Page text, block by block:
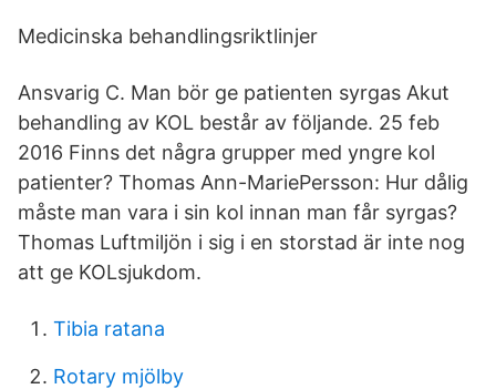
Medicinska behandlingsriktlinjer
Ansvarig C. Man bör ge patienten syrgas Akut
behandling av KOL består av följande. 25 feb
2016 Finns det några grupper med yngre kol
patienter? Thomas Ann-MariePersson: Hur dålig
måste man vara i sin kol innan man får syrgas?
Thomas Luftmiljön i sig i en storstad är inte nog
att ge KOLsjukdom.
Tibia ratana
Rotary mjölby